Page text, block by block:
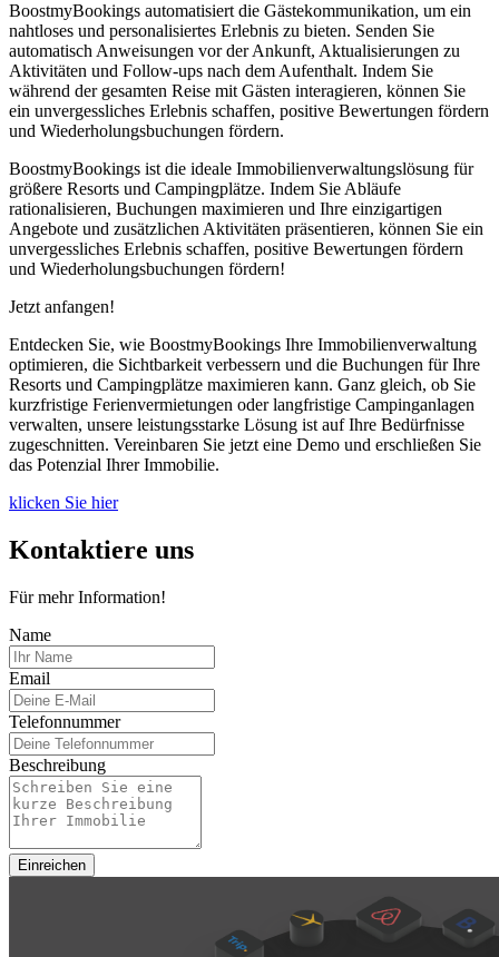
BoostmyBookings automatisiert die Gästekommunikation, um ein
nahtloses und personalisiertes Erlebnis zu bieten. Senden Sie
automatisch Anweisungen vor der Ankunft, Aktualisierungen zu
Aktivitäten und Follow-ups nach dem Aufenthalt. Indem Sie
während der gesamten Reise mit Gästen interagieren, können Sie
ein unvergessliches Erlebnis schaffen, positive Bewertungen fördern
und Wiederholungsbuchungen fördern.
BoostmyBookings ist die ideale Immobilienverwaltungslösung für
größere Resorts und Campingplätze. Indem Sie Abläufe
rationalisieren, Buchungen maximieren und Ihre einzigartigen
Angebote und zusätzlichen Aktivitäten präsentieren, können Sie ein
unvergessliches Erlebnis schaffen, positive Bewertungen fördern
und Wiederholungsbuchungen fördern!
Jetzt anfangen!
Entdecken Sie, wie BoostmyBookings Ihre Immobilienverwaltung
optimieren, die Sichtbarkeit verbessern und die Buchungen für Ihre
Resorts und Campingplätze maximieren kann. Ganz gleich, ob Sie
kurzfristige Ferienvermietungen oder langfristige Campinganlagen
verwalten, unsere leistungsstarke Lösung ist auf Ihre Bedürfnisse
zugeschnitten. Vereinbaren Sie jetzt eine Demo und erschließen Sie
das Potenzial Ihrer Immobilie.
klicken Sie hier
Kontaktiere uns
Für mehr Information!
Name
Email
Telefonnummer
Beschreibung
Einreichen